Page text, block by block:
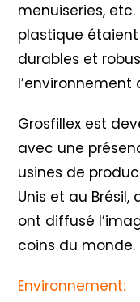
menuiseries,
plastique
durables et
l’environnement
Grosfillex est
avec une
usines de
Unis et au
ont diffusé
coins du monde.
Environnement: